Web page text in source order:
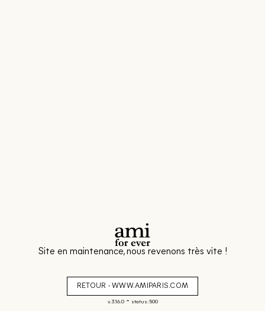
Site en maintenance, nous revenons très vite !
RETOUR - WWW.AMIPARIS.COM
v. 3.16.0- status: 500